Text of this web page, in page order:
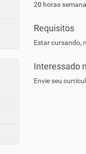
20 horas
Requisitos
Estar cursando,
Interessado
Envie seu